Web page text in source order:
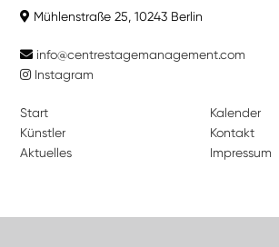
Mühlenstraße 25, 10243 Berlin
info@centrestagemanagement.com
Instagram
Start
Künstler
Aktuelles
Kalender
Kontakt
Impressum